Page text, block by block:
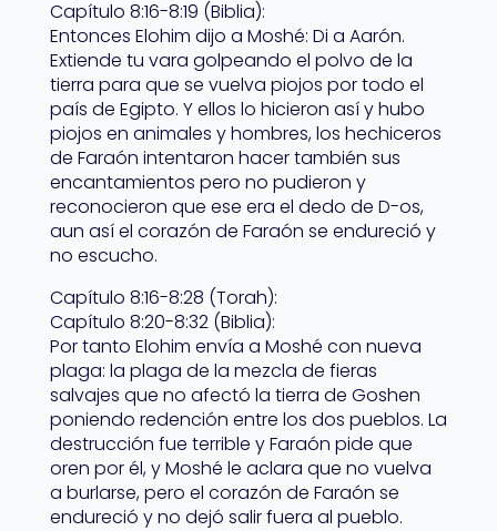
Capítulo 8:16-8:19 (Biblia):
Entonces Elohim dijo a Moshé: Di a Aarón.
Extiende tu vara golpeando el polvo de la
tierra para que se vuelva piojos por todo el
país de Egipto. Y ellos lo hicieron así y hubo
piojos en animales y hombres, los hechiceros
de Faraón intentaron hacer también sus
encantamientos pero no pudieron y
reconocieron que ese era el dedo de D-os,
aun así el corazón de Faraón se endureció y
no escucho.
Capítulo 8:16-8:28 (Torah):
Capítulo 8:20-8:32 (Biblia):
Por tanto Elohim envía a Moshé con nueva
plaga: la plaga de la mezcla de fieras
salvajes que no afectó la tierra de Goshen
poniendo redención entre los dos pueblos. La
destrucción fue terrible y Faraón pide que
oren por él, y Moshé le aclara que no vuelva
a burlarse, pero el corazón de Faraón se
endureció y no dejó salir fuera al pueblo.